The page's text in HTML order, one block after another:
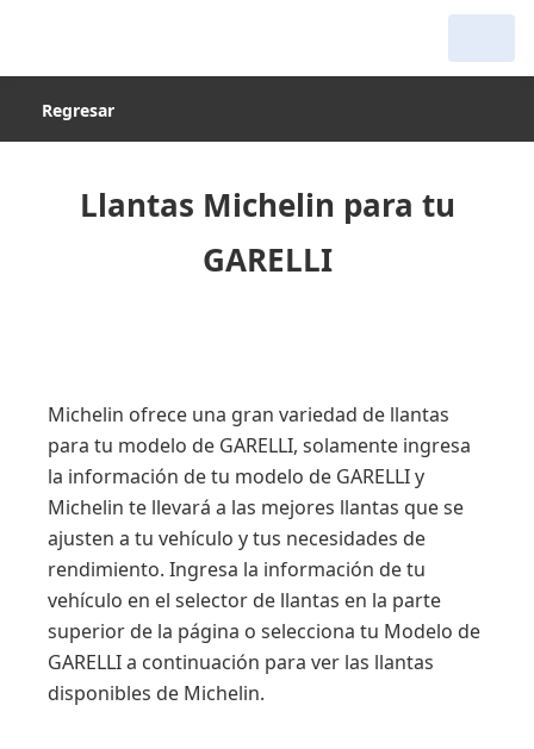
Regresar
Llantas Michelin para tu
GARELLI
Michelin ofrece una gran variedad de llantas
para tu modelo de GARELLI, solamente ingresa
la información de tu modelo de GARELLI y
Michelin te llevará a las mejores llantas que se
ajusten a tu vehículo y tus necesidades de
rendimiento. Ingresa la información de tu
vehículo en el selector de llantas en la parte
superior de la página o selecciona tu Modelo de
GARELLI a continuación para ver las llantas
disponibles de Michelin.